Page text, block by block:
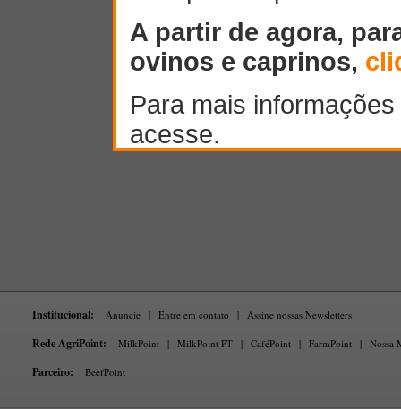
Institucional: Anuncie | Entre em contato | Assine nossas Newsletters
Rede AgriPoint: MilkPoint | MilkPoint PT | CaféPoint | FarmPoint | Nossa
Parceiro: BeefPoint